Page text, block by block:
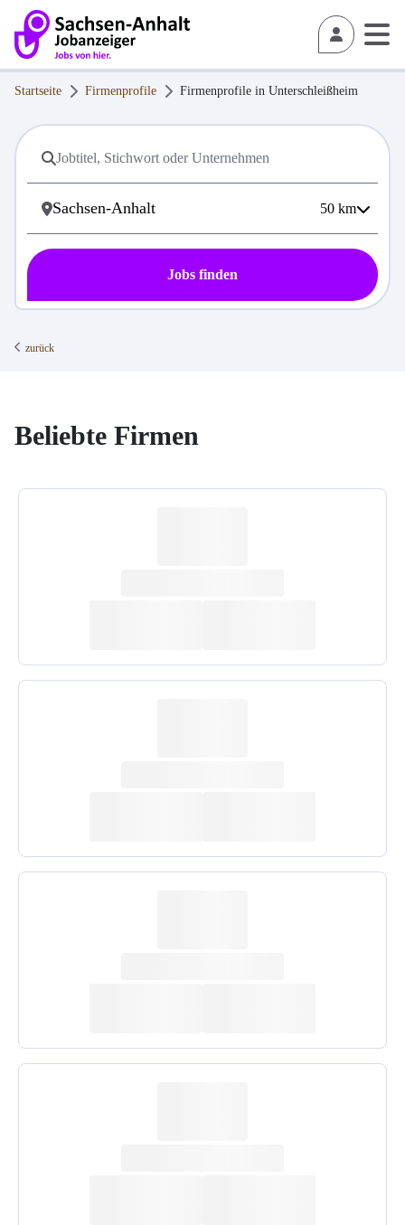
Startseite Firmenprofile Firmenprofile in Unterschleißheim
50 km
Jobs finden
zurück
Beliebte Firmen